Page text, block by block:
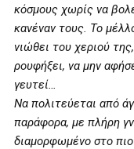
κόσμους χωρίς να
κανέναν τους. Το
νιώθει του χεριού
ρουφήξει, να μην
γευτεί…
Να πολιτεύεται από
παράφορα, με πλήρη
διαμορφωμένο στο